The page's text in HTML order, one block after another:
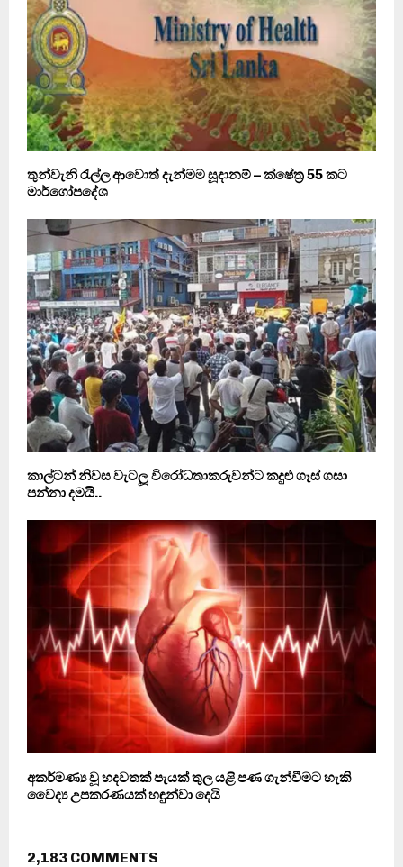
තුන්වැනි රැල්ල ආවොත් දැන්මම සූදානම් – ක්ෂේත්‍ර 55 කට
මාර්ගෝපදේශ
කාල්ටන් නිවස වැටලූ විරෝධතාකරුවන්ට කදුළු ගෑස් ගසා
පන්නා දමයි..
අකර්මණ්‍ය වූ හදවතක් පැයක් තුල යළි පණ ගැන්වීමට හැකි
වෛද්‍ය උපකරණයක් හඳුන්වා දෙයි
2,183 COMMENTS